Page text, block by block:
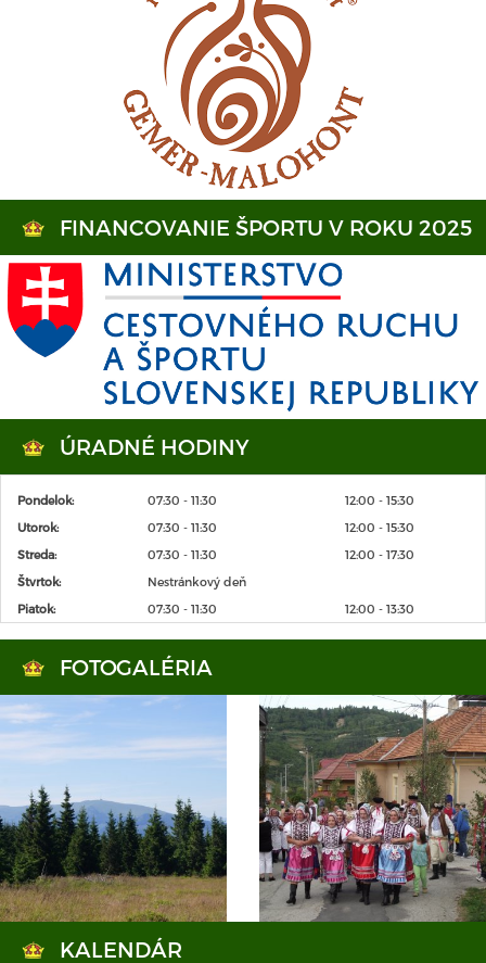
FINANCOVANIE ŠPORTU V ROKU 2025
ÚRADNÉ HODINY
Pondelok: 07:30 - 11:30
12:00 - 15:30
Utorok:
07:30 - 11:30
12:00 - 15:30
Streda:
07:30 - 11:30
12:00 - 17:30
Štvrtok:
Nestránkový deň
Piatok:
07:30 - 11:30 12:00 - 13:30
FOTOGALÉRIA
KALENDÁR